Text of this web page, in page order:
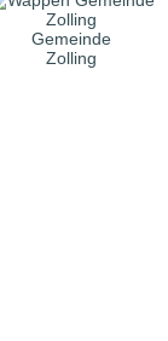
Gemeinde
Zolling